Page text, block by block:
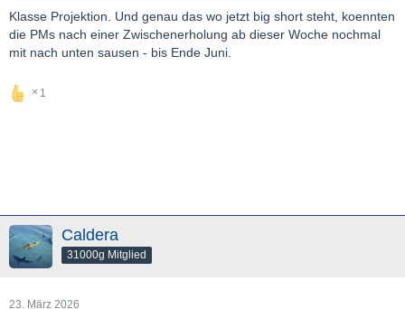
Klasse Projektion. Und genau das wo jetzt big short steht, koennten
die PMs nach einer Zwischenerholung ab dieser Woche nochmal
mit nach unten sausen - bis Ende Juni.
1
Caldera
31000g Mitglied
23. März 2026